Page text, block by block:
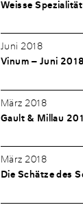
Weisse
Juni 2018
Vinum – Juni 2018
März 2018
Gault & Millau
März 2018
Die Schätze des